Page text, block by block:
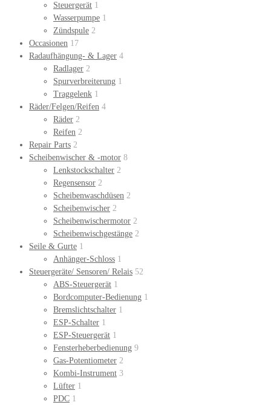
Steuergerät 1
Wasserpumpe 1
Zündspule 2
Occasionen 17
Radaufhängung- & Lager 4
Radlager 2
Spurverbreiterung 1
Traggelenk 1
Räder/Felgen/Reifen 4
Räder 2
Reifen 2
Repair Parts 2
Scheibenwischer & -motor 8
Lenkstockschalter 2
Regensensor 2
Scheibenwaschdüsen 2
Scheibenwischer 2
Scheibenwischermotor 2
Scheibenwischgestänge 2
Seile & Gurte 1
Anhänger-Schloss 1
Steuergeräte/ Sensoren/ Relais 52
ABS-Steuergerät 1
Bordcomputer-Bedienung 1
Bremslichtschalter 1
ESP-Schalter 1
ESP-Steuergerät 1
Fensterheberbedienung 9
Gas-Potentiometer 2
Kombi-Instrument 3
Lüfter 1
PDC 1